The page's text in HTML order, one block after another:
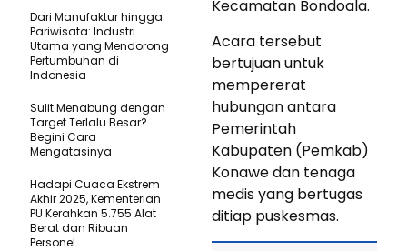
Kecamatan Bondoala.
Acara tersebut
bertujuan untuk
mempererat
hubungan antara
Pemerintah
Kabupaten (Pemkab)
Konawe dan tenaga
medis yang bertugas
ditiap puskesmas.
Dari Manufaktur hingga
Pariwisata: Industri
Utama yang Mendorong
Pertumbuhan di
Indonesia
Sulit Menabung dengan
Target Terlalu Besar?
Begini Cara
Mengatasinya
Hadapi Cuaca Ekstrem
Akhir 2025, Kementerian
PU Kerahkan 5.755 Alat
Berat dan Ribuan
Personel